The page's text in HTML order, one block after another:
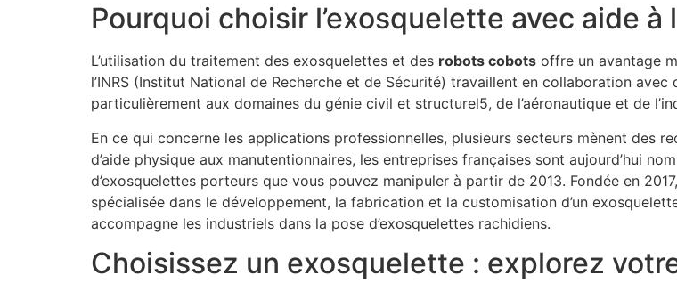
Pourquoi choisir l’exosquelette avec aide à
L’utilisation du traitement des exosquelettes et des robots cobots offre un avantage
l’INRS (Institut National de Recherche et de Sécurité) travaillent en collaboration avec
particulièrement aux domaines du génie civil et structurel5, de l’aéronautique et de
En ce qui concerne les applications professionnelles, plusieurs secteurs mènent des
d’aide physique aux manutentionnaires, les entreprises françaises sont aujourd’hui
d’exosquelettes porteurs que vous pouvez manipuler à partir de 2013. Fondée en
spécialisée dans le développement, la fabrication et la customisation d’un
accompagne les industriels dans la pose d’exosquelettes rachidiens.
Choisissez un exosquelette : explorez